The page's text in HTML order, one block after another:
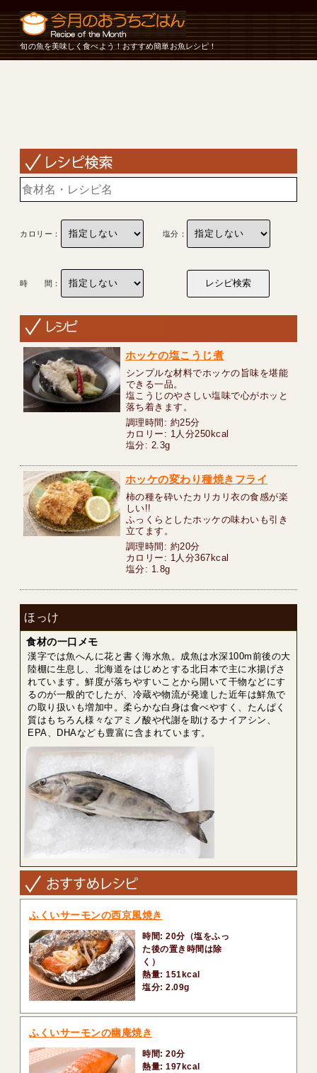
旬の魚を美味しく食べよう！おすすめ簡単お魚レシピ！
カロリー： 塩分：
時 間：
ホッケの塩こうじ煮
シンプルな材料でホッケの旨味を堪能
できる一品。
塩こうじのやさしい塩味で心がホッと
落ち着きます。
調理時間: 約25分
カロリー: 1人分250kcal
塩分: 2.3g
ホッケの変わり種焼きフライ
柿の種を砕いたカリカリ衣の食感が楽
しい!!
ふっくらとしたホッケの味わいも引き
立てます。
調理時間: 約20分
カロリー: 1人分367kcal
塩分: 1.8g
ほっけ
食材の一口メモ
漢字では魚へんに花と書く海水魚。成魚は水深100m前後の大
陸棚に生息し、北海道をはじめとする北日本で主に水揚げさ
れています。鮮度が落ちやすいことから開いて干物などにす
るのが一般的でしたが、冷蔵や物流が発達した近年は鮮魚で
の取り扱いも増加中。柔らかな白身は食べやすく、たんぱく
質はもちろん様々なアミノ酸や代謝を助けるナイアシン、
EPA、DHAなども豊富に含まれています。
ふくいサーモンの西京風焼き
時間: 20分（塩をふっ
た後の置き時間は除
く）
熱量: 151kcal
塩分: 2.09g
ふくいサーモンの幽庵焼き
時間: 20分
熱量: 197kcal